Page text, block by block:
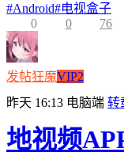
#Android#电视盒子
0
0 76
发帖狂魔VIP2
昨天 16:13 电脑端 转
地视频